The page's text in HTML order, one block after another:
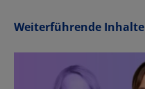
Weiterführende Inhalte